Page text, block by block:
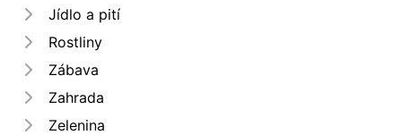
Jídlo a pití
Rostliny
Zábava
Zahrada
Zelenina